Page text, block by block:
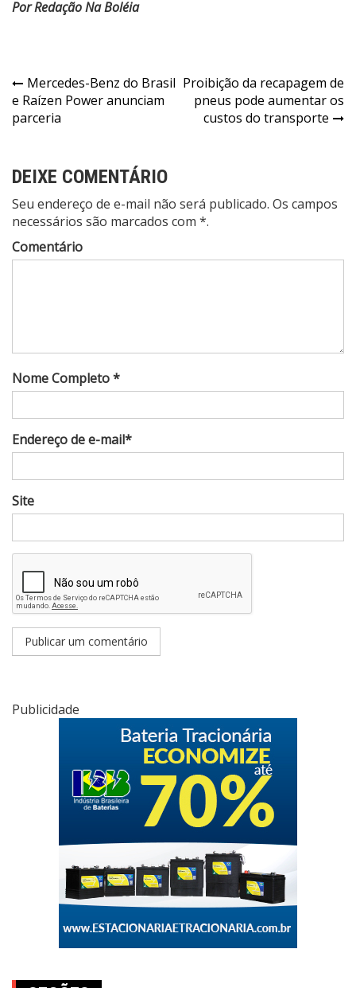
Por Redação Na Boléia
Navegação
de
Mercedes-Benz do Brasil
e Raízen Power anunciam
parceria
Proibição da recapagem de
pneus pode aumentar os
custos do transporte
DEIXE COMENTÁRIO
Seu endereço de e-mail não será publicado. Os campos
necessários são marcados com *.
Comentário
Nome Completo *
Endereço de e-mail*
Site
Publicidade